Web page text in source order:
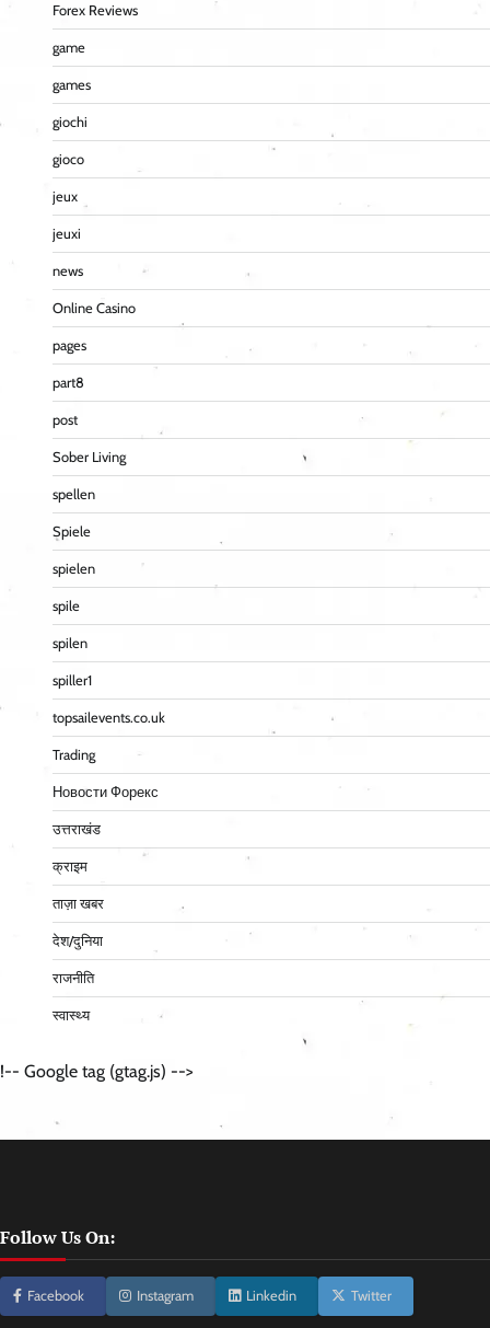
Forex Reviews
game
games
giochi
gioco
jeux
jeuxi
news
Online Casino
pages
part8
post
Sober Living
spellen
Spiele
spielen
spile
spilen
spiller1
topsailevents.co.uk
Trading
Новости Форекс
उत्तराखंड
क्राइम
ताज़ा खबर
देश/दुनिया
राजनीति
स्वास्थ्य
!-- Google tag (gtag.js) -->
Follow Us On:
Facebook Instagram Linkedin Twitter